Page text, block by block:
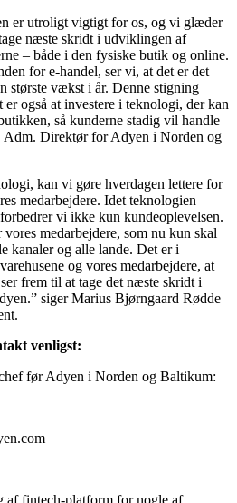
er utroligt vigtigt for os, og vi glæder
næste skridt i udviklingen af
– både i den fysiske butik og online.
for e-handel, ser vi, at det er det
største vækst i år. Denne stigning
også at investere i teknologi, der kan
så kunderne stadig vil handle
Direktør for Adyen i Norden og
kan vi gøre hverdagen lettere for
medarbejdere. Idet teknologien
vi ikke kun kundeoplevelsen.
medarbejdere, som nu kun skal
kanaler og alle lande. Det er i
og vores medarbejdere, at
frem til at tage det næste skridt i
siger Marius Bjørngaard Rødde
venligst:
før Adyen i Norden og Baltikum:
af fintech-platform for nogle af